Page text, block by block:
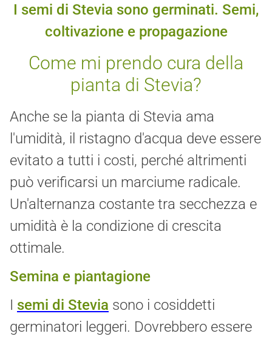
I semi di Stevia sono germinati. Semi,
coltivazione e propagazione
Come mi prendo cura della
pianta di Stevia?
Anche se la pianta di Stevia ama
l'umidità, il ristagno d'acqua deve essere
evitato a tutti i costi, perché altrimenti
può verificarsi un marciume radicale.
Un'alternanza costante tra secchezza e
umidità è la condizione di crescita
ottimale.
Semina e piantagione
I semi di Stevia sono i cosiddetti
germinatori leggeri. Dovrebbero essere